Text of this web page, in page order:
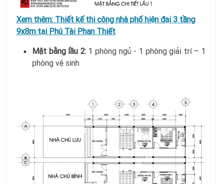
Xem thêm: Thiết kế thi công nhà phố hiện đại 3 tầng
9x8m tại Phú Tài Phan Thiết
Mặt bằng lầu 2:1 phòng ngủ - 1 phòng giải trí – 1
phòng vệ sinh